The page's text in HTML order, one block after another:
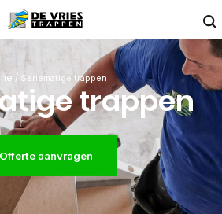
/ Seriematige trappen
trappen
Offerte aanvragen